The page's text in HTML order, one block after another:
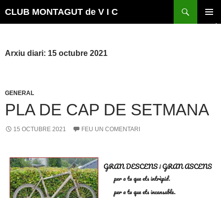
CLUB MONTAGUT de V I C
Arxiu diari: 15 octubre 2021
GENERAL
PLA DE CAP DE SETMANA
15 OCTUBRE 2021 FEU UN COMENTARI